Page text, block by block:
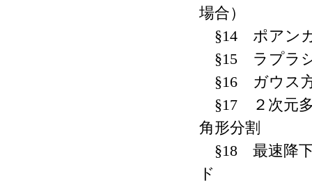
場合）
§14 ポアン
§15 ラプラ
§16 ガウス方
§17 ２次元多
角形分割
§18 最速降下
ド